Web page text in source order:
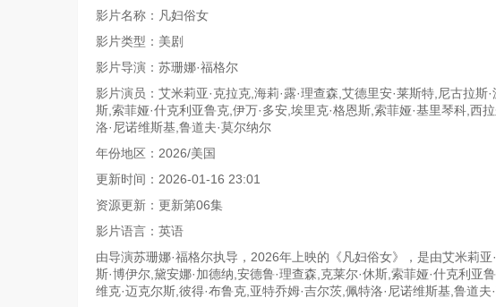
影片名称：凡妇俗女
影片类型：美剧
影片导演：苏珊娜·福格尔
影片演员：艾米莉亚·克拉克,海莉·露·理查森,艾德里安·莱斯特,尼古拉
斯,索菲娅·什克利亚鲁克,伊万·多安,埃里克·格恩斯,索菲娅·基里琴科,西
洛·尼诺维斯基,鲁道夫·莫尔纳尔
年份地区：2026/美国
更新时间：2026-01-16 23:01
资源更新：更新第06集
影片语言：英语
由导演苏珊娜·福格尔执导，2026年上映的《凡妇俗女》，是由艾米莉
斯·博伊尔,黛安娜·加德纳,安德鲁·理查森,克莱尔·休斯,索菲娅·什克利亚
维克·迈克尔斯,彼得·布鲁克,亚特乔姆·吉尔茨,佩特洛·尼诺维斯基,鲁道夫